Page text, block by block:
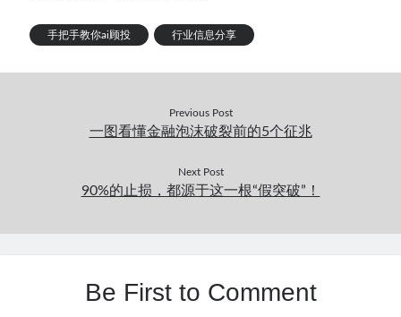
手把手教你ai顾投 行业信息分享
Previous Post
一图看懂金融泡沫破裂前的5个征兆
Next Post
90%的止损，都源于这一根“假突破”！
Be First to Comment